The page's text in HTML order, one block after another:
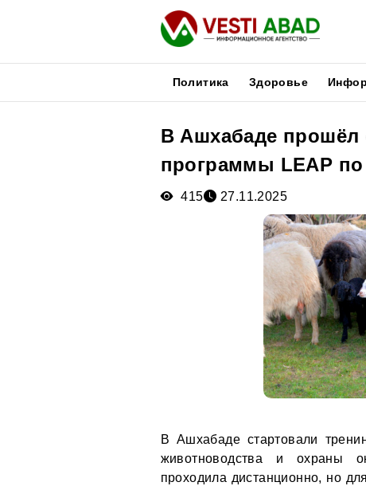
Политика Здоровье
В Ашхабаде
программы LEAP
415 27.11.2025
В Ашхабаде стартовали
животноводства и охраны
проходила дистанционно, но